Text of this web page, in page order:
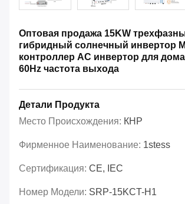
Оптовая продажа 15KW
гибридный солнечный инвертор
контроллер AC инвертор для
60Hz частота выхода
Детали Продукта
Место Происхождения: КНР
Фирменное Наименование: 1stess
Сертификация: CE, IEC
Номер Модели: SRP-15KCT-H1